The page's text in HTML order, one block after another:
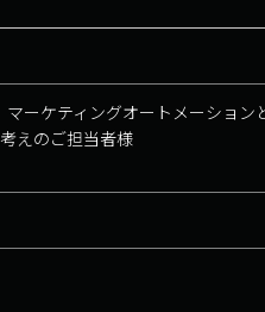
ーケティングオートメーション
えのご担当者様